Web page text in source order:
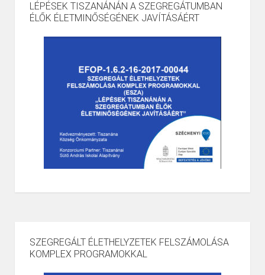
LÉPÉSEK TISZANÁNÁN A SZEGREGÁTUMBAN
ÉLŐK ÉLETMINŐSÉGÉNEK JAVÍTÁSÁÉRT
SZEGREGÁLT ÉLETHELYZETEK FELSZÁMOLÁSA
KOMPLEX PROGRAMOKKAL